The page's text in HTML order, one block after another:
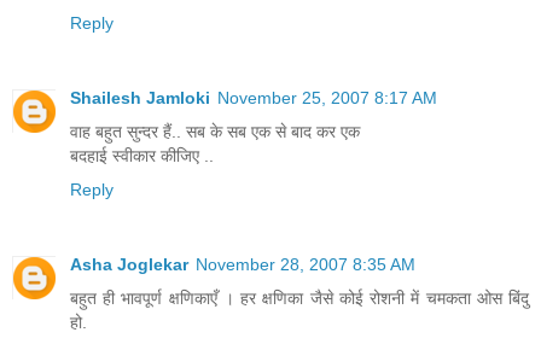
Reply
Shailesh Jamloki November 25, 2007 8:17 AM
वाह बहुत सुन्दर हैं.. सब के सब एक से बाद कर एक
बदहाई स्वीकार कीजिए ..
Reply
Asha Joglekar November 28, 2007 8:35 AM
बहुत ही भावपूर्ण क्षणिकाएँ । हर क्षणिका जैसे कोई रोशनी में चमकता ओस बिंदु
हो.